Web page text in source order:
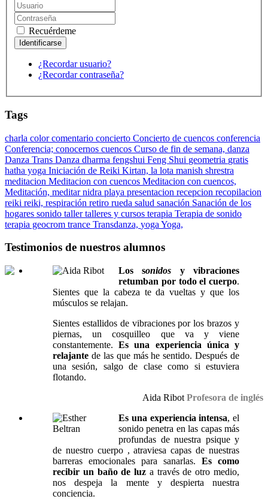
Recuérdeme
¿Recordar usuario?
¿Recordar contraseña?
Tags
charla colorcomentario concierto Concierto de cuencos conferencia
Conferencia; conocernos cuencos Curso de fin de semana, danza
Danza Trans Danza dharma fengshui Feng Shui geometria gratis
hatha yoga Iniciación de Reiki Kirtan, la lota manish shrestra
meditacion Meditacion con cuencos Meditacion con cuencos,
Meditación, meditarnidra playa presentacion recepcion recopilacion
reiki reiki, respiración retiro rueda salud sanación Sanación de los
hogares sonido tallertalleres y cursos terapia Terapia de sonido
terapia geocrom trance Transdanza, yoga Yoga,
Testimonios de nuestros alumnos
Los sonidos y vibraciones
retumban por todo el cuerpo.
Sientes que la cabeza te da vueltas y que los
músculos se relajan.
Sientes estallidos de vibraciones por los brazos y
piernas, un cosquilleo que va y viene
constantemente.Es una experiencia única y
relajante de las que más he sentido. Después de
una sesión, salgo de clase como si estuviera
flotando.
Aida Ribot Profesora de inglés
Es una experiencia intensa, el
sonido penetra en las capas más
profundas de nuestra psique y
de nuestro cuerpo , atraviesa capas de nuestras
barreras emocionales para sanarlas. Es como
recibir un baño de luz a través de otro medio,
nos despeja la mente y despierta nuestra
conciencia.